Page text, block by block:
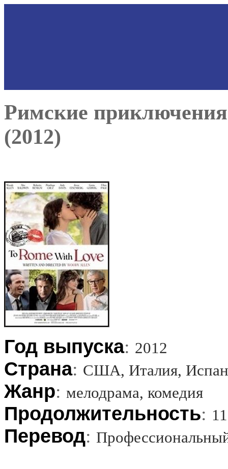
Римские
(2012)
Год выпуска: 2012
Страна: США, Италия,
Жанр: мелодрама, комедия
Продолжительность:
Перевод: